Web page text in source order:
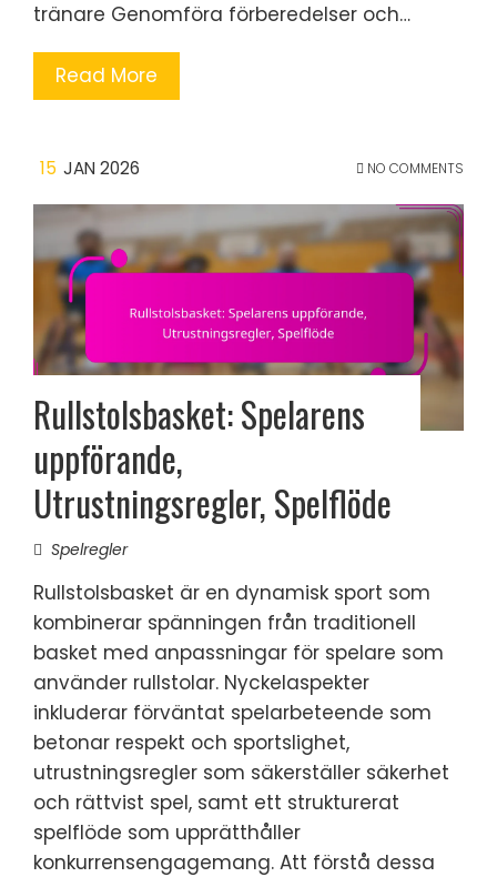
tränare Genomföra förberedelser och…
Read More
15 JAN 2026 NO COMMENTS
Rullstolsbasket: Spelarens
uppförande,
Utrustningsregler, Spelflöde
Spelregler
Rullstolsbasket är en dynamisk sport som
kombinerar spänningen från traditionell
basket med anpassningar för spelare som
använder rullstolar. Nyckelaspekter
inkluderar förväntat spelarbeteende som
betonar respekt och sportslighet,
utrustningsregler som säkerställer säkerhet
och rättvist spel, samt ett strukturerat
spelflöde som upprätthåller
konkurrensengagemang. Att förstå dessa